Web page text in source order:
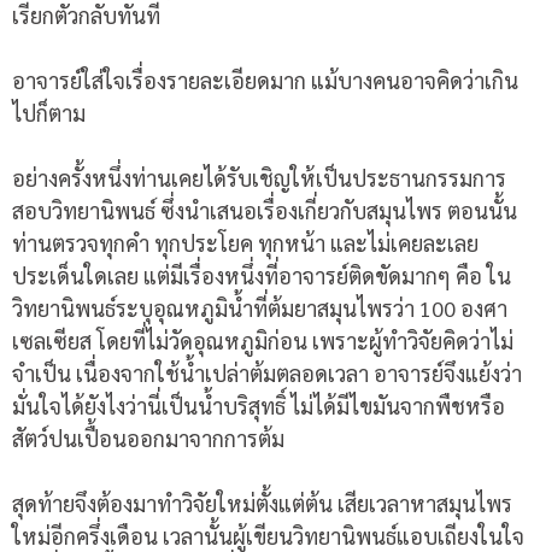
เรียกตัวกลับทันที
อาจารย์ใส่ใจเรื่องรายละเอียดมาก แม้บางคนอาจคิดว่าเกิน
ไปก็ตาม
อย่างครั้งหนึ่งท่านเคยได้รับเชิญให้เป็นประธานกรรมการ
สอบวิทยานิพนธ์ ซึ่งนำเสนอเรื่องเกี่ยวกับสมุนไพร ตอนนั้น
ท่านตรวจทุกคำ ทุกประโยค ทุกหน้า และไม่เคยละเลย
ประเด็นใดเลย แต่มีเรื่องหนึ่งที่อาจารย์ติดขัดมากๆ คือ ใน
วิทยานิพนธ์ระบุอุณหภูมิน้ำที่ต้มยาสมุนไพรว่า 100 องศา
เซลเซียส โดยที่ไม่วัดอุณหภูมิก่อน เพราะผู้ทำวิจัยคิดว่าไม่
จำเป็น เนื่องจากใช้น้ำเปล่าต้มตลอดเวลา อาจารย์จึงแย้งว่า
มั่นใจได้ยังไงว่านี่เป็นน้ำบริสุทธิ์ ไม่ได้มีไขมันจากพืชหรือ
สัตว์ปนเปื้อนออกมาจากการต้ม
สุดท้ายจึงต้องมาทำวิจัยใหม่ตั้งแต่ต้น เสียเวลาหาสมุนไพร
ใหม่อีกครึ่งเดือน เวลานั้นผู้เขียนวิทยานิพนธ์แอบเถียงในใจ